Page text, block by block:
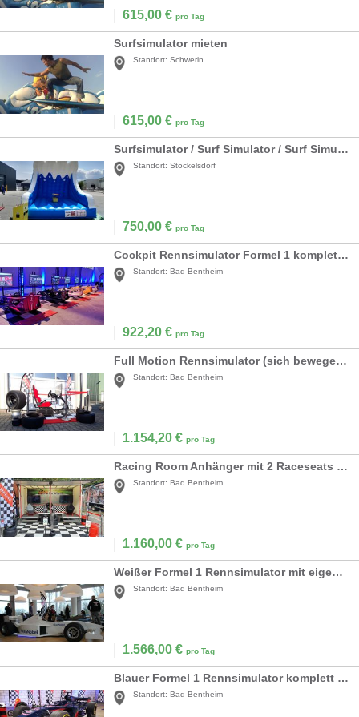
615,00 € pro Tag
Surfsimulator mieten
Standort: Schwerin
615,00 € pro Tag
Surfsimulator / Surf Simulator / Surf Simulator mieten
Standort: Stockelsdorf
750,00 € pro Tag
Cockpit Rennsimulator Formel 1 komplett inkl. Begleitung
Standort: Bad Bentheim
922,20 € pro Tag
Full Motion Rennsimulator (sich bewegender Simulator) all-in
Standort: Bad Bentheim
1.154,20 € pro Tag
Racing Room Anhänger mit 2 Raceseats für Outdoor-Events
Standort: Bad Bentheim
1.160,00 € pro Tag
Weißer Formel 1 Rennsimulator mit eigener Firmenwerbung
Standort: Bad Bentheim
1.566,00 € pro Tag
Blauer Formel 1 Rennsimulator komplett inkl. Begleitung
Standort: Bad Bentheim